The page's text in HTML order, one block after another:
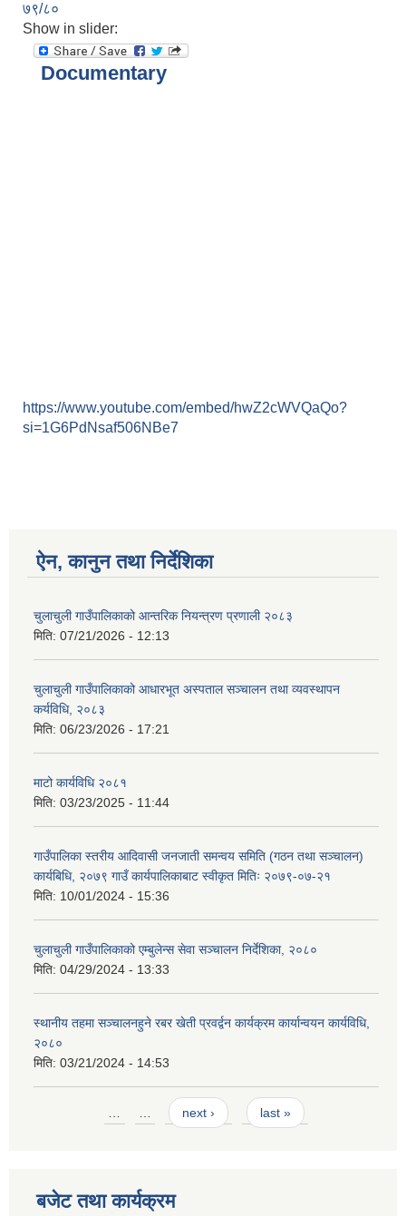
७९/८०
Show in slider:
Documentary
https://www.youtube.com/embed/hwZ2cWVQaQo?
si=1G6PdNsaf506NBe7
ऐन, कानुन तथा निर्देशिका
चुलाचुली गाउँपालिकाको आन्तरिक नियन्त्रण प्रणाली २०८३
मिति: 07/21/2026 - 12:13
चुलाचुली गाउँपालिकाको आधारभूत अस्पताल सञ्चालन तथा व्यवस्थापन
कर्यविधि, २०८३
मिति: 06/23/2026 - 17:21
माटो कार्यविधि २०८१
मिति: 03/23/2025 - 11:44
गाउँपालिका स्तरीय आदिवासी जनजाती समन्वय समिति (गठन तथा सञ्चालन)
कार्यबिधि, २०७९ गाउँ कार्यपालिकाबाट स्वीकृत मितिः २०७९-०७-२१
मिति: 10/01/2024 - 15:36
चुलाचुली गाउँपालिकाको एम्बुलेन्स सेवा सञ्चालन निर्देशिका, २०८०
मिति: 04/29/2024 - 13:33
स्थानीय तहमा सञ्चालनहुने रबर खेती प्रवर्द्वन कार्यक्रम कार्यान्वयन कार्यविधि,
२०८०
मिति: 03/21/2024 - 14:53
next › last »
बजेट तथा कार्यक्रम